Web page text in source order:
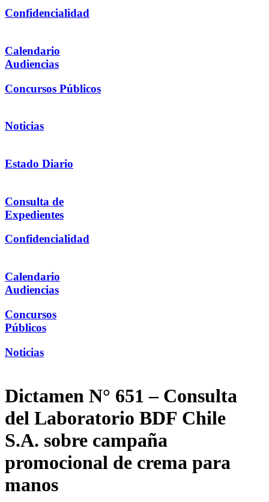
Confidencialidad
Calendario
Audiencias
Concursos Públicos
Noticias
Estado Diario
Consulta de
Expedientes
Confidencialidad
Calendario
Audiencias
Concursos
Públicos
Noticias
Dictamen N° 651 – Consulta
del Laboratorio BDF Chile
S.A. sobre campaña
promocional de crema para
manos